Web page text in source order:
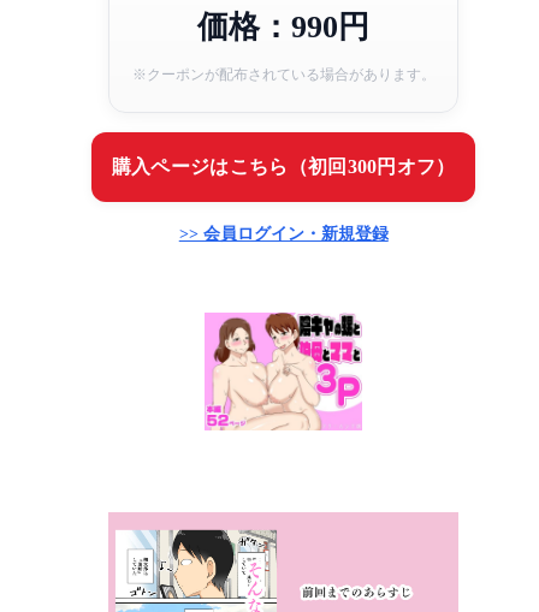
価格：990円
※クーポンが配布されている場合があります。
購入ページはこちら（初回300円オフ）
>> 会員ログイン・新規登録